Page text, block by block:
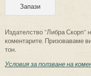
Издателство "Либра Скорп"
коментарите. Призоваваме
тон.
Условия за ползване на